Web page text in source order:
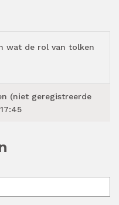
wat de rol van tolken
(niet geregistreerde